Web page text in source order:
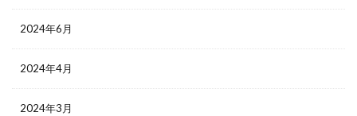
2024年6月
2024年4月
2024年3月